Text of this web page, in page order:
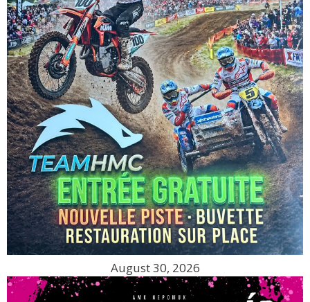
August 30, 2026